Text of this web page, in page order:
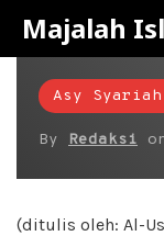
Majalah
Asy
By Redaksi
(ditulis oleh: Al-